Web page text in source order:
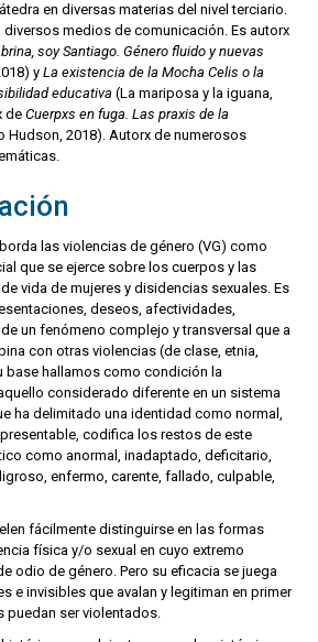
en diversas materias del nivel terciario.
medios de comunicación. Es autorx
soy Santiago. Género fluido y nuevas
yLa existencia de la Mocha Celis o la
educativa (La mariposa y la iguana,
deCuerpxs en fuga. Las praxis de la
Hudson, 2018). Autorx de numerosos
las violencias de género (VG) como
que se ejerce sobre los cuerpos y las
vida de mujeres y disidencias sexuales. Es
deseos, afectividades,
un fenómeno complejo y transversal que a
con otras violencias (de clase, etnia,
base hallamos como condición la
considerado diferente en un sistema
ha delimitado una identidad como normal,
codifica los restos de este
como anormal, inadaptado, deficitario,
enfermo, carente, fallado, culpable,
fácilmente distinguirse en las formas
física y/o sexual en cuyo extremo
odio de género. Pero su eficacia se juega
e invisibles que avalan y legitiman en primer
puedan ser violentados.